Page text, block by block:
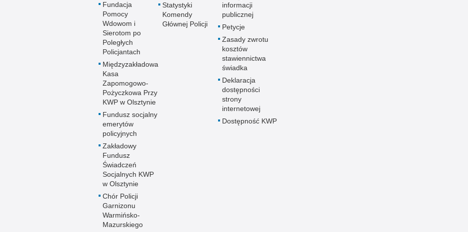
Fundacja
Pomocy
Wdowom i
Sierotom po
Poległych
Policjantach
Międzyzakładowa
Kasa
Zapomogowo-
Pożyczkowa Przy
KWP w Olsztynie
Fundusz socjalny
emerytów
policyjnych
Zakładowy
Fundusz
Świadczeń
Socjalnych KWP
w Olsztynie
Chór Policji
Garnizonu
Warmińsko-
Mazurskiego
Statystyki
Komendy
Głównej Policji
informacji
publicznej
Petycje
Zasady zwrotu
kosztów
stawiennictwa
świadka
Deklaracja
dostępności
strony
internetowej
Dostępność KWP